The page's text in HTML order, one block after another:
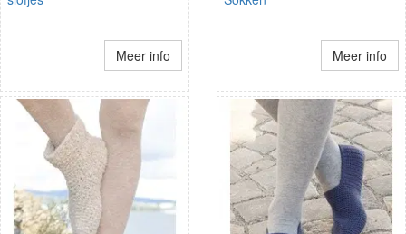
Meer info Meer info